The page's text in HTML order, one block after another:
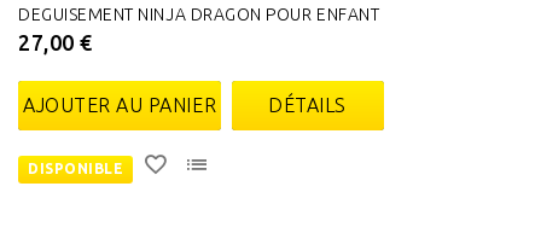
DEGUISEMENT NINJA DRAGON POUR ENFANT
27,00 €
AJOUTER AU PANIER DÉTAILS
DISPONIBLE